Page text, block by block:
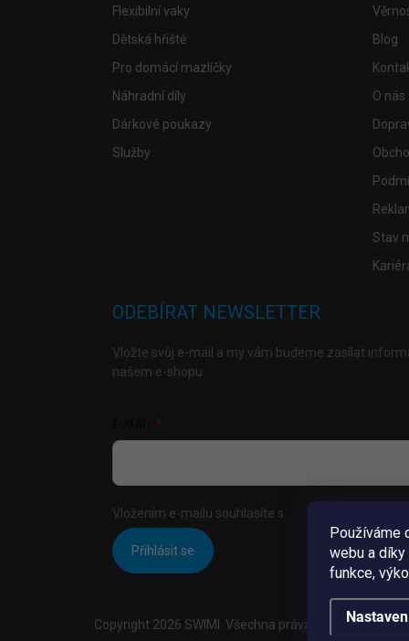
Používáme
webu a
funkce,
Flexibilní vaky
Dětská hřiště
Pro domácí mazlíčky
Náhradní díly
Dárkové poukazy
Služby
Blog
O nás
Stav
ODEBÍRAT NEWSLETTER
Vložte svůj e-mail a my vám budeme zasílat
našem e-shopu.
Vložením e-mailu souhlasíte s
Přihlásit se
Copyright 2026 SWIMI . Všechna práva vyhrazena.